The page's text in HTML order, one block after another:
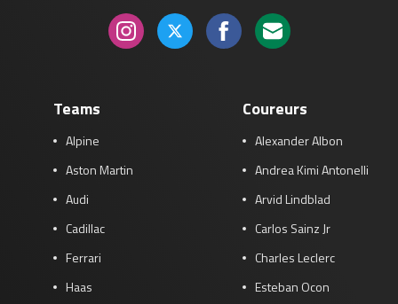
Teams
Alpine
Aston Martin
Audi
Cadillac
Ferrari
Haas
Coureurs
Alexander Albon
Andrea Kimi Antonelli
Arvid Lindblad
Carlos Sainz Jr
Charles Leclerc
Esteban Ocon